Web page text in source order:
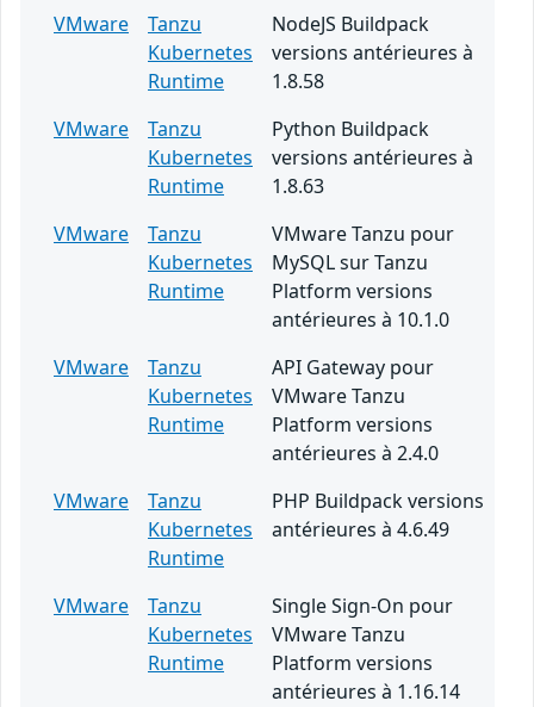
VMware
Tanzu
Kubernetes
Runtime
NodeJS Buildpack
versions antérieures à
1.8.58
VMware
Tanzu
Kubernetes
Runtime
Python Buildpack
versions antérieures à
1.8.63
VMware
Tanzu
Kubernetes
Runtime
VMware Tanzu pour
MySQL sur Tanzu
Platform versions
antérieures à 10.1.0
VMware
Tanzu
Kubernetes
Runtime
API Gateway pour
VMware Tanzu
Platform versions
antérieures à 2.4.0
VMware
Tanzu
Kubernetes
Runtime
PHP Buildpack versions
antérieures à 4.6.49
VMware
Tanzu
Kubernetes
Runtime
Single Sign-On pour
VMware Tanzu
Platform versions
antérieures à 1.16.14